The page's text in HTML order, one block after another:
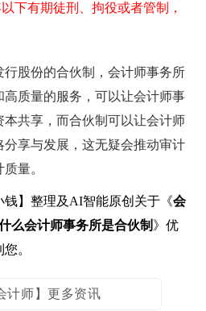
下有期徒刑、拘役或者管制，
股份的合伙制，会计师事务所
质量的服务，可以让会计师事
共享，而合伙制可以让会计师
享与发展，这无疑会推动审计
量。
钱】整理及AI智能原创关于《会
么会计师事务所是合伙制 》优
。
计师】更多资讯